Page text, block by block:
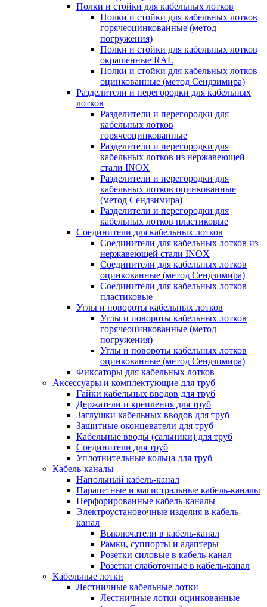
Полки и стойки для кабельных лотков
Полки и стойки для кабельных лотков
горячеоцинкованные (метод
погружения)
Полки и стойки для кабельных лотков
окрашенные RAL
Полки и стойки для кабельных лотков
оцинкованные (метод Сендзимира)
Разделители и перегородки для кабельных
лотков
Разделители и перегородки для
кабельных лотков
горячеоцинкованные
Разделители и перегородки для
кабельных лотков из нержавеющей
стали INOX
Разделители и перегородки для
кабельных лотков оцинкованные
(метод Сендзимира)
Разделители и перегородки для
кабельных лотков пластиковые
Соединители для кабельных лотков
Соединители для кабельных лотков из
нержавеющей стали INOX
Соединители для кабельных лотков
оцинкованные (метод Сендзимира)
Соединители для кабельных лотков
пластиковые
Углы и повороты кабельных лотков
Углы и повороты кабельных лотков
горячеоцинкованные (метод
погружения)
Углы и повороты кабельных лотков
оцинкованные (метод Сендзимира)
Фиксаторы для кабельных лотков
Аксессуары и комплектующие для труб
Гайки кабельных вводов для труб
Держатели и крепления для труб
Заглушки кабельных вводов для труб
Защитные оконцеватели для труб
Кабельные вводы (сальники) для труб
Соединители для труб
Уплотнительные кольца для труб
Кабель-каналы
Напольный кабель-канал
Парапетные и магистральные кабель-каналы
Перфорированные кабель-каналы
Электроустановочные изделия в кабель-
канал
Выключатели в кабель-канал
Рамки, суппорты и адаптеры
Розетки силовые в кабель-канал
Розетки слаботочные в кабель-канал
Кабельные лотки
Лестничные кабельные лотки
Лестничные лотки оцинкованные